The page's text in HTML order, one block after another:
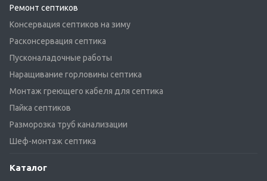
Ремонт септиков
Консервация септиков на зиму
Расконсервация септика
Пусконаладочные работы
Наращивание горловины септика
Монтаж греющего кабеля для септика
Пайка септиков
Разморозка труб канализации
Шеф-монтаж септика
Каталог